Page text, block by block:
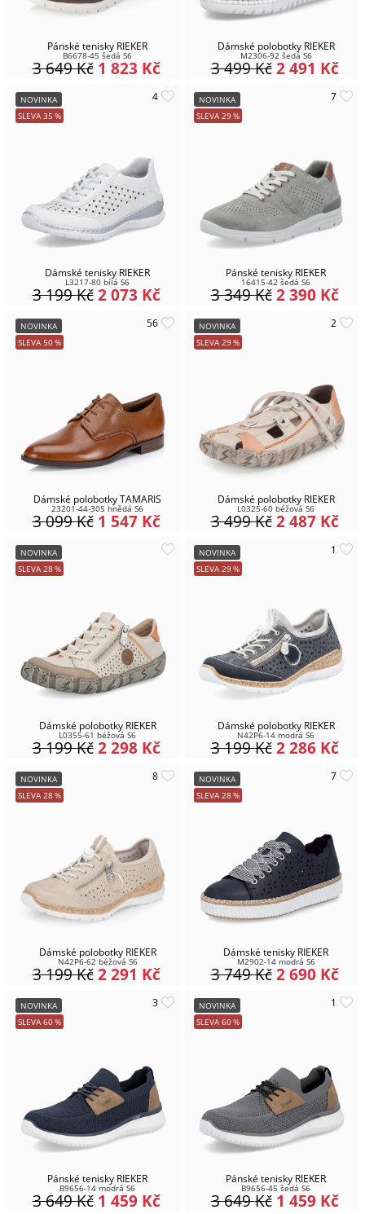
Pánské tenisky RIEKER
B6678-45 šedá S6
1 823 Kč
3 649Kč
Dámské polobotky RIEKER
M2306-92 šedá S6
2 491 Kč
3 499Kč
NOVINKA
SLEVA 35 %
Dámské tenisky RIEKER
L3217-80 bílá S6
2 073 Kč
3 199Kč
NOVINKA
SLEVA 29%
Pánské tenisky RIEKER
16415-42 šedá S6
2 390 Kč
3 349Kč
NOVINKA
SLEVA 50%
Dámské polobotky TAMARIS
23201-44-305 hnědá S6
1 547 Kč
3 099Kč
NOVINKA
SLEVA 29%
Dámské polobotky RIEKER
L0325-60 béžová S6
2 487 Kč
3 499Kč
NOVINKA
SLEVA 28%
Dámské polobotky RIEKER
L0355-61 béžová S6
2 298 Kč
3 199Kč
NOVINKA
SLEVA 29%
Dámské polobotky RIEKER
N42P6-14 modrá S6
2 286 Kč
3 199Kč
NOVINKA
SLEVA 28%
Dámské polobotky RIEKER
N42P6-62 béžová S6
2 291 Kč
3 199Kč
NOVINKA
SLEVA 28%
Dámské tenisky RIEKER
M2902-14 modrá S6
2 690 Kč
3 749Kč
NOVINKA
SLEVA 60%
Pánské tenisky RIEKER
B9656-14 modrá S6
1 459 Kč
3 649Kč
NOVINKA
SLEVA 60%
Pánské tenisky RIEKER
B9656-45 šedá S6
1 459 Kč
3 649Kč